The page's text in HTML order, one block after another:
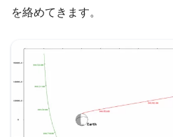
を絡めてきます。